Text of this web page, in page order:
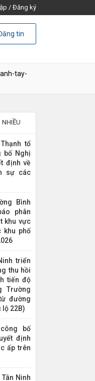
/ Đăng ký
tin
tay-
NHIỀU
tổ
bố Nghị
định về
sự các
Bình
phân
khu vực
khu phố
triển
thu hồi
tiến độ
Trường
đường
lộ 22B)
bố
định
ấp trên
Ninh